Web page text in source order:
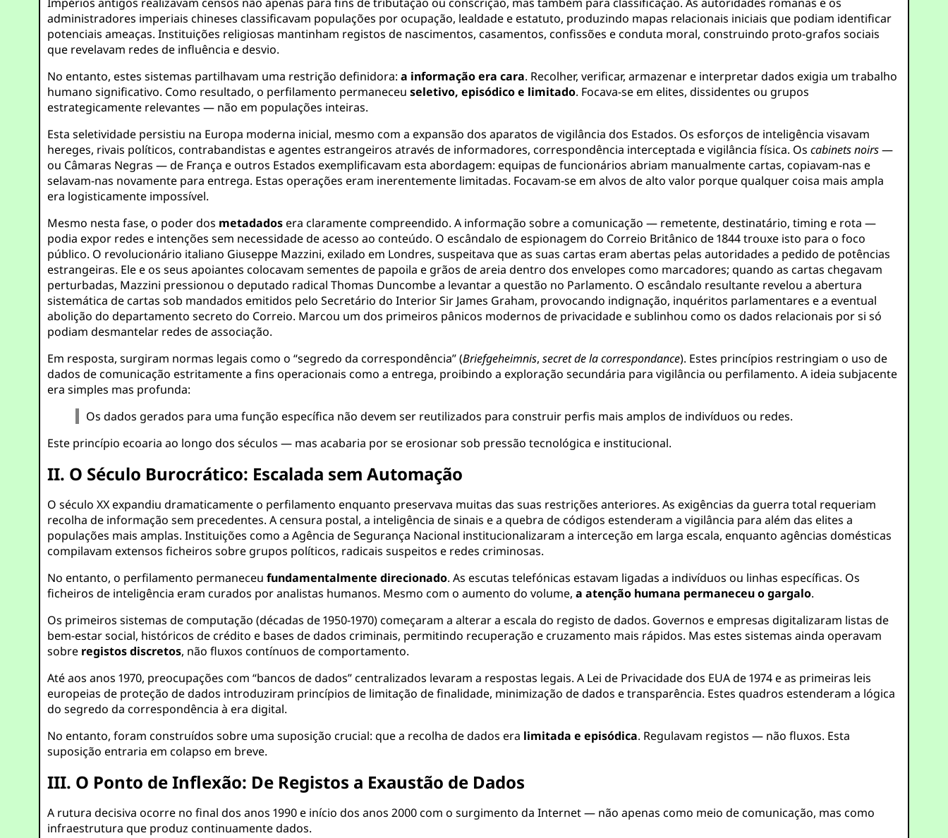
administradores imperiais chineses classificavam populações por ocupação, lealdade e estatuto, produzindo mapas relacionais iniciais que podiam identificar
potenciais ameaças. Instituições religiosas mantinham registos de nascimentos, casamentos, confissões e conduta moral, construindo proto-grafos sociais
que revelavam redes de influência e desvio.
No entanto, estes sistemas partilhavam uma restrição definidora:a informação era cara. Recolher, verificar, armazenar e interpretar dados exigia um trabalho
humano significativo. Como resultado, o perfilamento permaneceuseletivo, episódico e limitado. Focava-se em elites, dissidentes ou grupos
estrategicamente relevantes — não em populações inteiras.
Esta seletividade persistiu na Europa moderna inicial, mesmo com a expansão dos aparatos de vigilância dos Estados. Os esforços de inteligência visavam
hereges, rivais políticos, contrabandistas e agentes estrangeiros através de informadores, correspondência interceptada e vigilância física. Oscabinets noirs—
ou Câmaras Negras — de França e outros Estados exemplificavam esta abordagem: equipas de funcionários abriam manualmente cartas, copiavam-nas e
selavam-nas novamente para entrega. Estas operações eram inerentemente limitadas. Focavam-se em alvos de alto valor porque qualquer coisa mais ampla
era logisticamente impossível.
Mesmo nesta fase, o poder dos metadadosera claramente compreendido. A informação sobre a comunicação — remetente, destinatário, timing e rota —
podia expor redes e intenções sem necessidade de acesso ao conteúdo. O escândalo de espionagem do Correio Britânico de 1844 trouxe isto para o foco
público. O revolucionário italiano Giuseppe Mazzini, exilado em Londres, suspeitava que as suas cartas eram abertas pelas autoridades a pedido de potências
estrangeiras. Ele e os seus apoiantes colocavam sementes de papoila e grãos de areia dentro dos envelopes como marcadores; quando as cartas chegavam
perturbadas, Mazzini pressionou o deputado radical Thomas Duncombe a levantar a questão no Parlamento. O escândalo resultante revelou a abertura
sistemática de cartas sob mandados emitidos pelo Secretário do Interior Sir James Graham, provocando indignação, inquéritos parlamentares e a eventual
abolição do departamento secreto do Correio. Marcou um dos primeiros pânicos modernos de privacidade e sublinhou como os dados relacionais por si só
podiam desmantelar redes de associação.
Em resposta, surgiram normas legais como o “segredo da correspondência” (Briefgeheimnis,secret de la correspondance). Estes princípios restringiam o uso de
dados de comunicação estritamente a fins operacionais como a entrega, proibindo a exploração secundária para vigilância ou perfilamento. A ideia subjacente
era simples mas profunda:
Os dados gerados para uma função específica não devem ser reutilizados para construir perfis mais amplos de indivíduos ou redes.
Este princípio ecoaria ao longo dos séculos — mas acabaria por se erosionar sob pressão tecnológica e institucional.
II. O Século Burocrático: Escalada sem Automação
O século XX expandiu dramaticamente o perfilamento enquanto preservava muitas das suas restrições anteriores. As exigências da guerra total requeriam
recolha de informação sem precedentes. A censura postal, a inteligência de sinais e a quebra de códigos estenderam a vigilância para além das elites a
populações mais amplas. Instituições como a Agência de Segurança Nacional institucionalizaram a interceção em larga escala, enquanto agências domésticas
compilavam extensos ficheiros sobre grupos políticos, radicais suspeitos e redes criminosas.
No entanto, o perfilamento permaneceufundamentalmente direcionado. As escutas telefónicas estavam ligadas a indivíduos ou linhas específicas. Os
ficheiros de inteligência eram curados por analistas humanos. Mesmo com o aumento do volume,a atenção humana permaneceu o gargalo.
Os primeiros sistemas de computação (décadas de 1950-1970) começaram a alterar a escala do registo de dados. Governos e empresas digitalizaram listas de
bem-estar social, históricos de crédito e bases de dados criminais, permitindo recuperação e cruzamento mais rápidos. Mas estes sistemas ainda operavam
sobre registos discretos, não fluxos contínuos de comportamento.
Até aos anos 1970, preocupações com “bancos de dados” centralizados levaram a respostas legais. A Lei de Privacidade dos EUA de 1974 e as primeiras leis
europeias de proteção de dados introduziram princípios de limitação de finalidade, minimização de dados e transparência. Estes quadros estenderam a lógica
do segredo da correspondência à era digital.
No entanto, foram construídos sobre uma suposição crucial: que a recolha de dados era limitada e episódica. Regulavam registos — não fluxos. Esta
suposição entraria em colapso em breve.
III. O Ponto de Inflexão: De Registos a Exaustão de Dados
A rutura decisiva ocorre no final dos anos 1990 e início dos anos 2000 com o surgimento da Internet — não apenas como meio de comunicação, mas como
infraestrutura que produz continuamente dados.